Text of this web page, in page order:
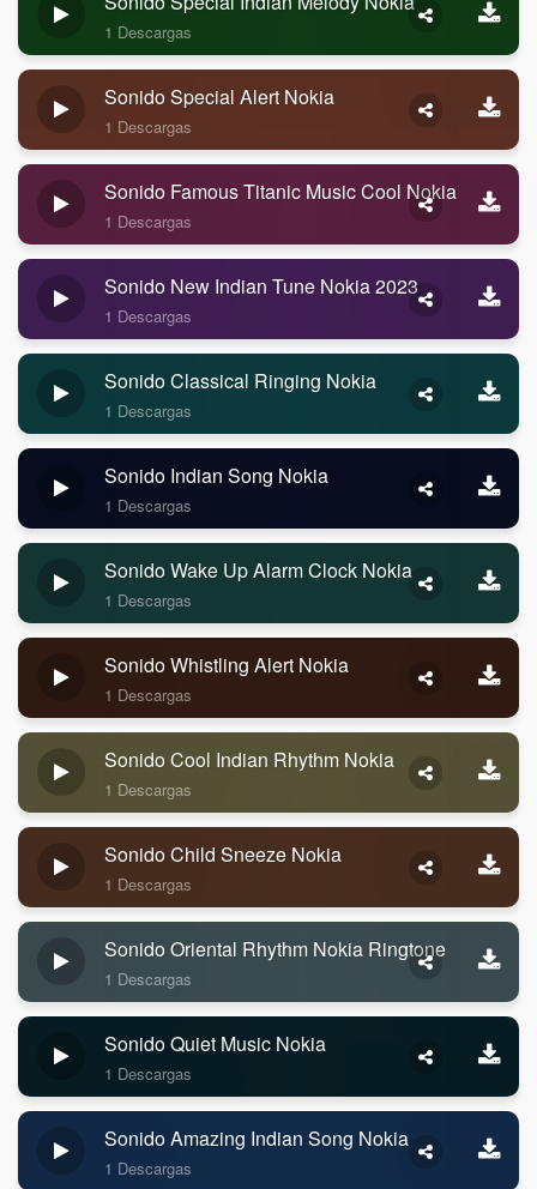
1 Descargas
Sonido Special Alert Nokia
1 Descargas
Sonido Famous Titanic Music Cool Nokia
1 Descargas
Sonido New Indian Tune Nokia 2023
1 Descargas
Sonido Classical Ringing Nokia
1 Descargas
Sonido Indian Song Nokia
1 Descargas
Sonido Wake Up Alarm Clock Nokia
1 Descargas
Sonido Whistling Alert Nokia
1 Descargas
Sonido Cool Indian Rhythm Nokia
1 Descargas
Sonido Child Sneeze Nokia
1 Descargas
Sonido Oriental Rhythm Nokia Ringtone
1 Descargas
Sonido Quiet Music Nokia
1 Descargas
Sonido Amazing Indian Song Nokia
1 Descargas